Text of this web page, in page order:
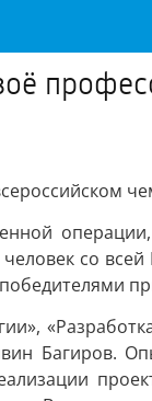
со
Багиров.